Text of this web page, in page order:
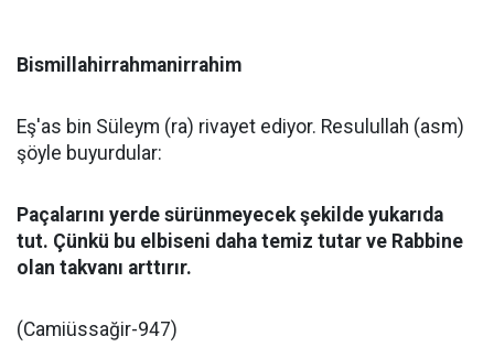
Bismillahirrahmanirrahim
Eş'as bin Süleym (ra) rivayet ediyor. Resulullah (asm)
şöyle buyurdular:
Paçalarını yerde sürünmeyecek şekilde yukarıda
tut. Çünkü bu elbiseni daha temiz tutar ve Rabbine
olan takvanı arttırır.
(Camiüssağir-947)